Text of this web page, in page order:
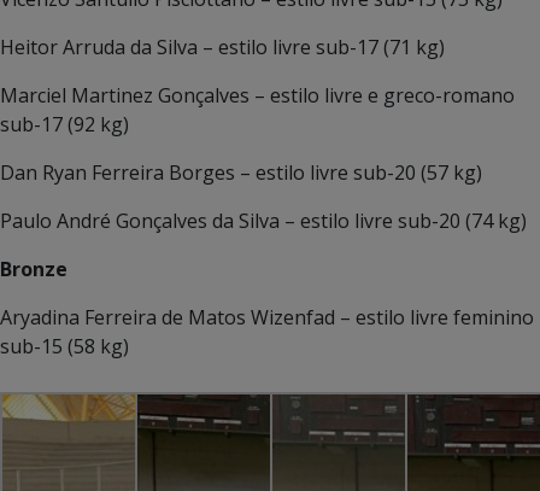
Heitor Arruda da Silva – estilo livre sub-17 (71 kg)
Marciel Martinez Gonçalves – estilo livre e greco-romano
sub-17 (92 kg)
Dan Ryan Ferreira Borges – estilo livre sub-20 (57 kg)
Paulo André Gonçalves da Silva – estilo livre sub-20 (74 kg)
Bronze
Aryadina Ferreira de Matos Wizenfad – estilo livre feminino
sub-15 (58 kg)